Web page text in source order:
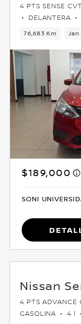
4 PTS SENSE
DELANTERA
76,683 Km Jan
$189,000
SONI
Nissan
4 PTS ADVANCE
GASOLINA
4 l